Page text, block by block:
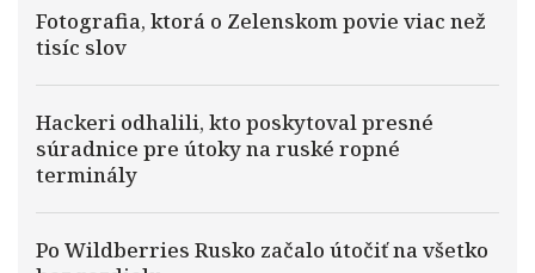
Fotografia, ktorá o Zelenskom povie viac než
tisíc slov
Hackeri odhalili, kto poskytoval presné
súradnice pre útoky na ruské ropné
terminály
Po Wildberries Rusko začalo útočiť na všetko